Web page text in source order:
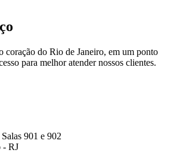
coração do Rio de Janeiro, em um ponto
para melhor atender nossos clientes.
901 e 902
- RJ